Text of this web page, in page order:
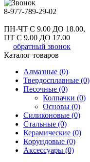
8-977-789-29-02
ПН-ЧТ С 9.00 ДО 18.00,
ПТ С 9.00 ДО 17.00
обратный звонок
Каталог товаров
Алмазные (0)
Твердосплавные (0)
Песочные (0)
Колпачки (0)
Основы (0)
Силиконовые (0)
Стальные (0)
Керамические (0)
Корундовые (0)
Аксессуары (0)